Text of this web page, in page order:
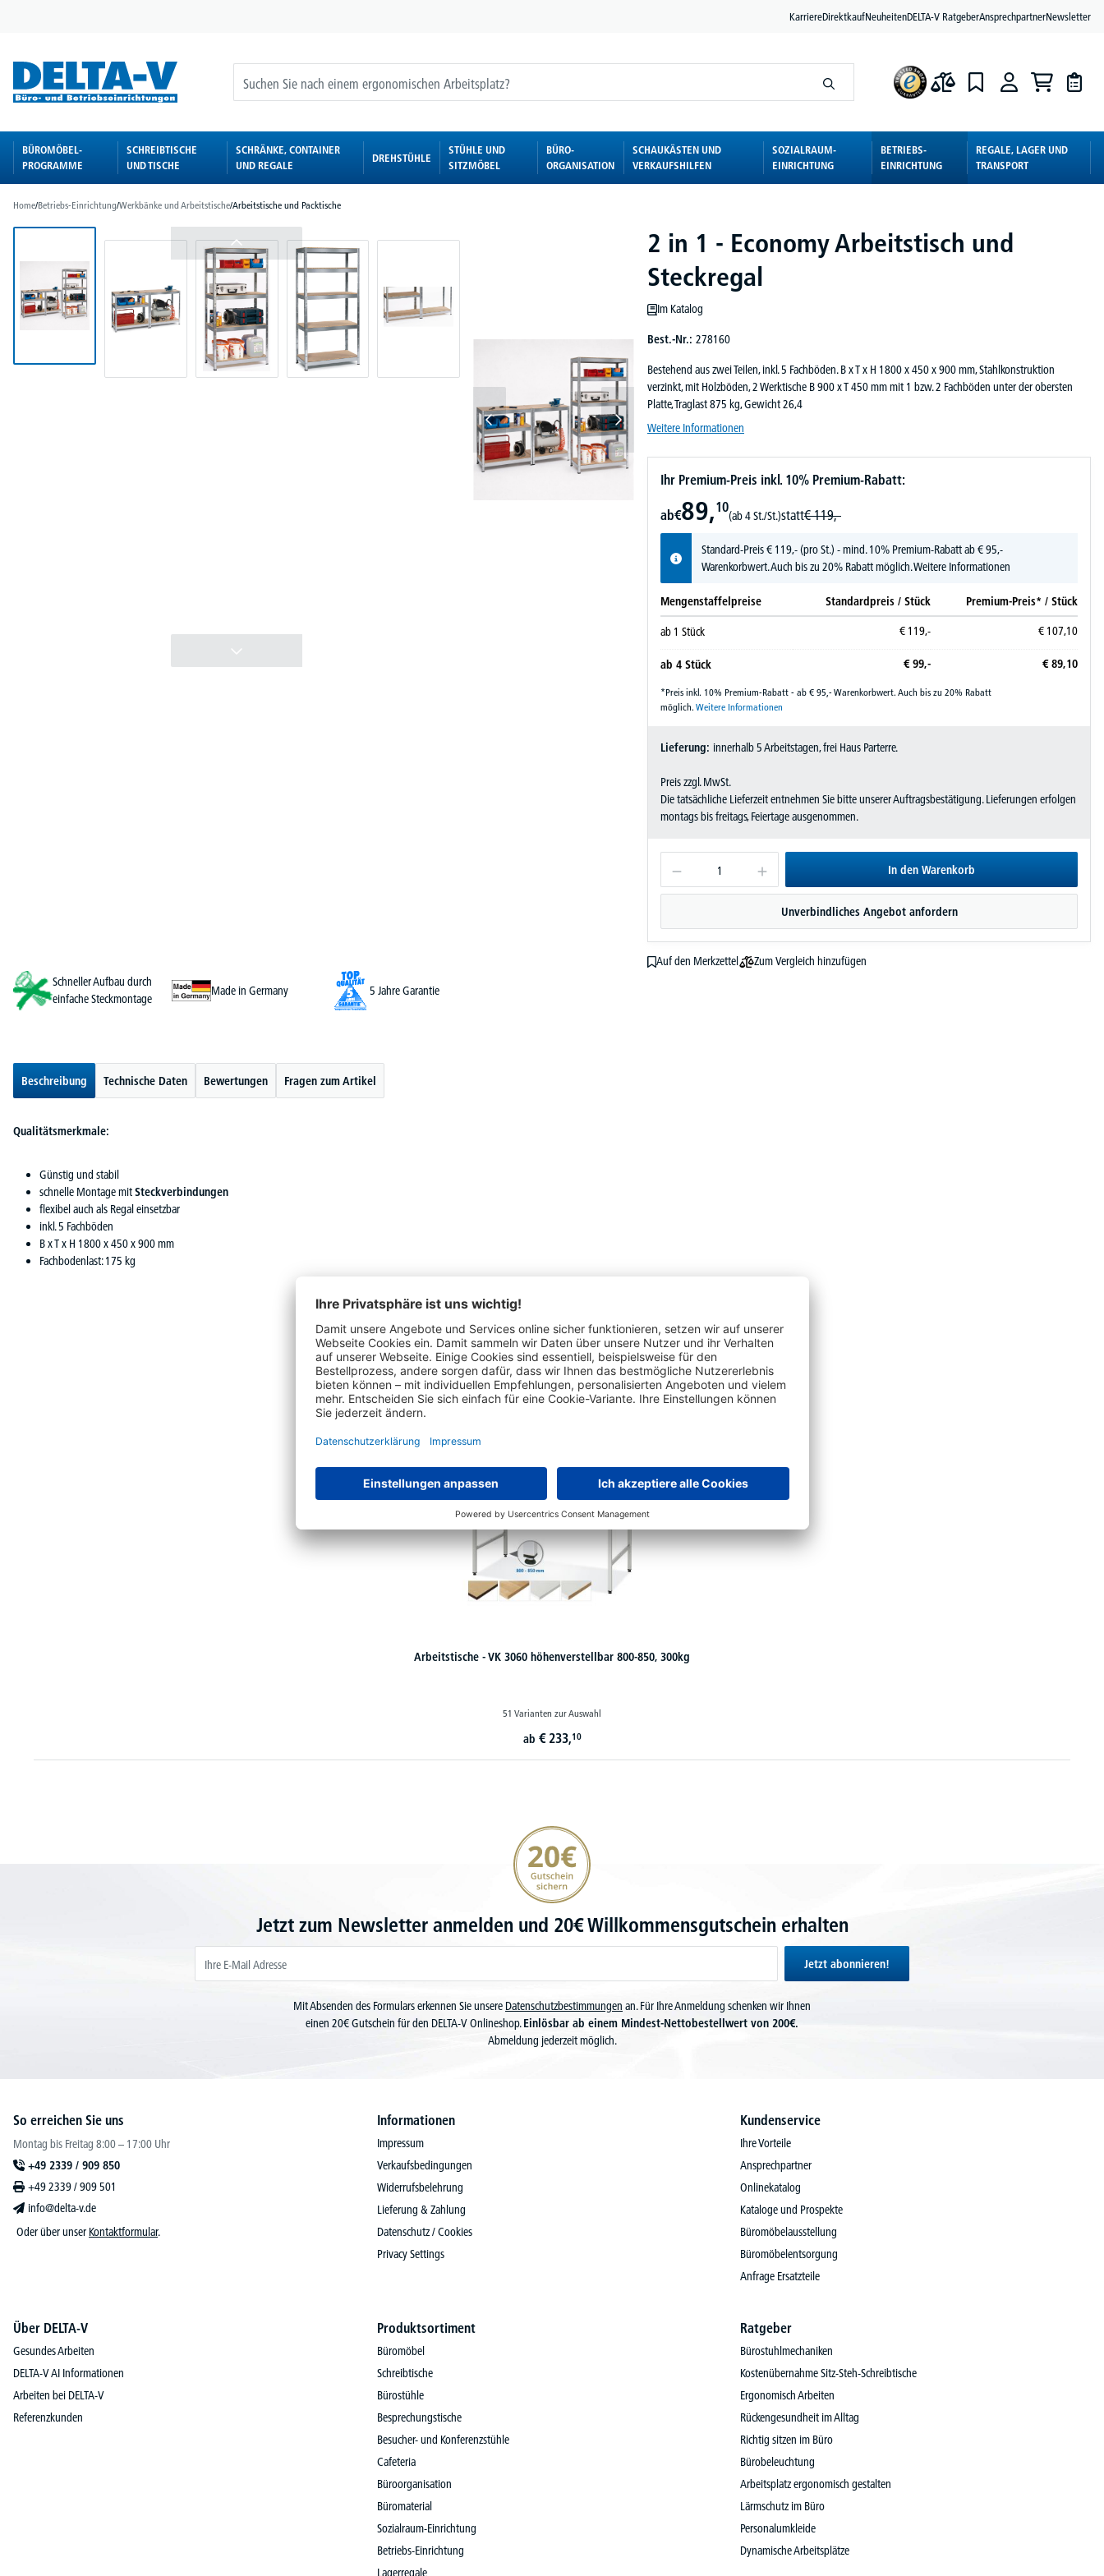
KarriereDirektkaufNeuheitenDELTA-V RatgeberAnsprechpartnerNewsletter
BÜROMÖBEL-
PROGRAMME
SCHREIBTISCHE
UND TISCHE
SCHRÄNKE, CONTAINER
UND REGALE
DREHSTÜHLE
STÜHLE UND
SITZMÖBEL
BÜRO-
ORGANISATION
SCHAUKÄSTEN UND
VERKAUFSHILFEN
SOZIALRAUM-
EINRICHTUNG
BETRIEBS-
EINRICHTUNG
REGALE, LAGER UND
TRANSPORT
Home/Betriebs-Einrichtung/Werkbänke und Arbeitstische/Arbeitstische und Packtische
2 in 1 - Economy Arbeitstisch und
Steckregal
Im Katalog
Best.-Nr.: 278160
Bestehend aus zwei Teilen, inkl. 5 Fachböden. B x T x H 1800 x 450 x 900 mm, Stahlkonstruktion
verzinkt, mit Holzböden, 2 Werktische B 900 x T 450 mm mit 1 bzw. 2 Fachböden unter der obersten
Platte, Traglast 875 kg, Gewicht 26,4
Weitere Informationen
Ihr Premium-Preis inkl. 10% Premium-Rabatt:
ab€89,10
(ab 4 St./St.)statt€ 119,-
Standard-Preis€ 119,-(pro St.) - mind. 10% Premium-Rabatt ab € 95,-
Warenkorbwert. Auch bis zu 20% Rabatt möglich.Weitere Informationen
Mengenstaffelpreise Standardpreis / Stück Premium-Preis* / Stück
ab 1 Stück € 119,- € 107,10
ab 4 Stück € 99,- € 89,10
*Preis inkl. 10% Premium-Rabatt - ab € 95,- Warenkorbwert. Auch bis zu 20% Rabatt
möglich. Weitere Informationen
Lieferung: innerhalb 5 Arbeitstagen, frei Haus Parterre.
Preis zzgl. MwSt.
Die tatsächliche Lieferzeit entnehmen Sie bitte unserer Auftragsbestätigung. Lieferungen erfolgen
montags bis freitags, Feiertage ausgenommen.
In den Warenkorb
Unverbindliches Angebot anfordern
Auf den Merkzettel
Zum Vergleich hinzufügen
Schneller Aufbau durch
einfache Steckmontage
Made in Germany 5 Jahre Garantie
Beschreibung Technische Daten Bewertungen Fragen zum Artikel
Qualitätsmerkmale:
Günstig und stabil
schnelle Montage mitSteckverbindungen
flexibel auch als Regal einsetzbar
inkl. 5 Fachböden
B x T x H 1800 x 450 x 900 mm
Fachbodenlast: 175 kg
Das hat auch andere Kunden interessiert
Arbeitstische - VK 3060 höhenverstellbar 800-850, 300kg
51 Varianten zur Auswahl
ab € 233,10
20€ Gutschein sichern
Jetzt zum Newsletter anmelden und 20€ Willkommensgutschein erhalten
Jetzt abonnieren!
Mit Absenden des Formulars erkennen Sie unsere Datenschutzbestimmungen an. Für Ihre Anmeldung schenken wir Ihnen
einen 20€ Gutschein für den DELTA-V Onlineshop.Einlösbar ab einem Mindest-Nettobestellwert von 200€.
Abmeldung jederzeit möglich.
So erreichen Sie uns
Montag bis Freitag 8:00 – 17:00 Uhr
+49 2339 / 909 850
+49 2339 / 909 501
info@delta-v.de
Oder über unser Kontaktformular.
Informationen
Impressum
Verkaufsbedingungen
Widerrufsbelehrung
Lieferung & Zahlung
Datenschutz / Cookies
Privacy Settings
Kundenservice
Ihre Vorteile
Ansprechpartner
Onlinekatalog
Kataloge und Prospekte
Büromöbelausstellung
Büromöbelentsorgung
Anfrage Ersatzteile
Über DELTA-V
Gesundes Arbeiten
DELTA-V AI Informationen
Arbeiten bei DELTA-V
Referenzkunden
Produktsortiment
Büromöbel
Schreibtische
Bürostühle
Besprechungstische
Besucher- und Konferenzstühle
Cafeteria
Büroorganisation
Büromaterial
Sozialraum-Einrichtung
Betriebs-Einrichtung
Lagerregale
Ratgeber
Bürostuhlmechaniken
Kostenübernahme Sitz-Steh-Schreibtische
Ergonomisch Arbeiten
Rückengesundheit im Alltag
Richtig sitzen im Büro
Bürobeleuchtung
Arbeitsplatz ergonomisch gestalten
Lärmschutz im Büro
Personalumkleide
Dynamische Arbeitsplätze